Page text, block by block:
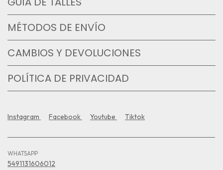
MÉTODOS DE ENVÍO
CAMBIOS Y DEVOLUCIONES
POLÍTICA DE PRIVACIDAD
Instagram Facebook Youtube Tiktok
WHATSAPP
5491131606012